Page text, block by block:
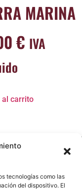
tecnologías como las
del dispositivo. El
MARINA
€ IVA
al carrito